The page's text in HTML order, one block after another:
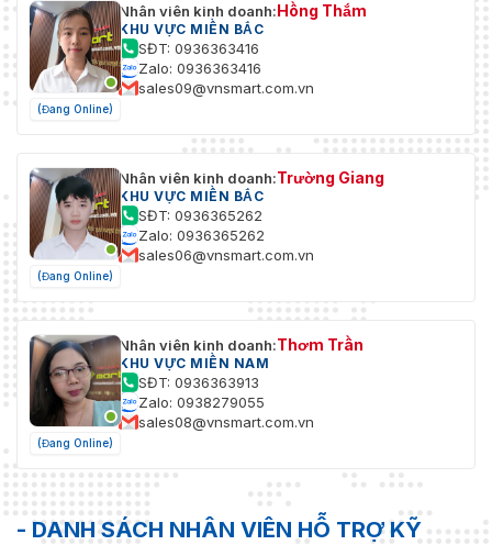
(Đang Online)
Nhân viên kinh doanh:Hồng Thắm
KHU VỰC MIỀN BẮC
SĐT: 0936363416
Zalo: 0936363416
sales09@vnsmart.com.vn
(Đang Online)
Nhân viên kinh doanh:Trường Giang
KHU VỰC MIỀN BẮC
SĐT: 0936365262
Zalo: 0936365262
sales06@vnsmart.com.vn
(Đang Online)
Nhân viên kinh doanh:Thơm Trần
KHU VỰC MIỀN NAM
SĐT: 0936363913
Zalo: 0938279055
sales08@vnsmart.com.vn
- DANH SÁCH NHÂN VIÊN HỖ TRỢ KỸ